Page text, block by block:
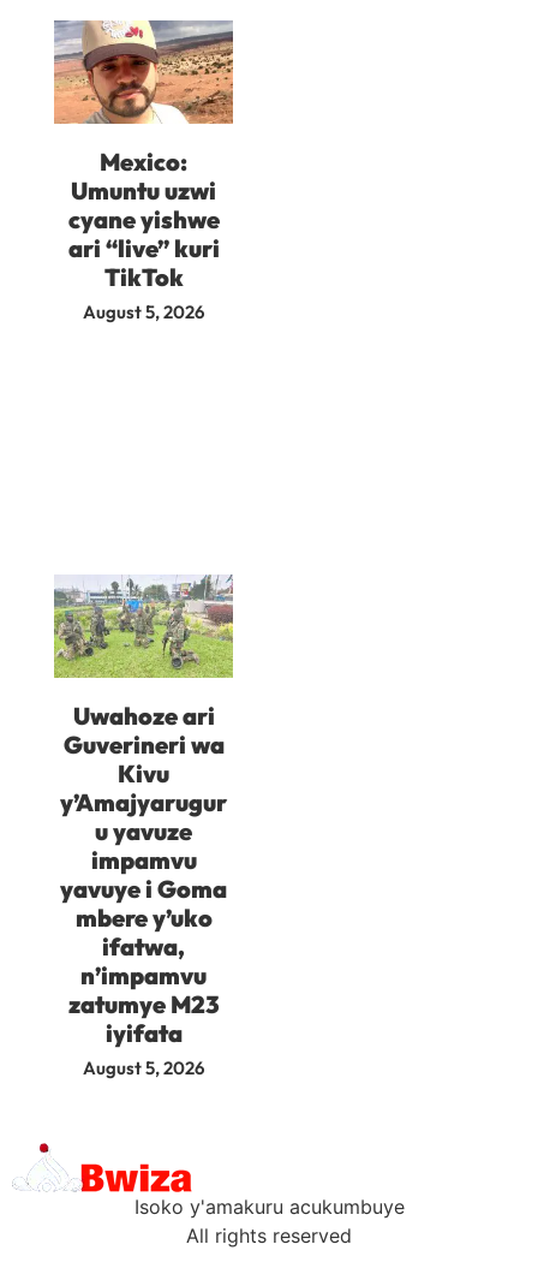
Mexico:
Umuntu uzwi
cyane yishwe
ari “live” kuri
TikTok
August 5, 2026
Uwahoze ari
Guverineri wa
Kivu
y’Amajyarugur
u yavuze
impamvu
yavuye i Goma
mbere y’uko
ifatwa,
n’impamvu
zatumye M23
iyifata
August 5, 2026
Isoko y'amakuru acukumbuye
All rights reserved